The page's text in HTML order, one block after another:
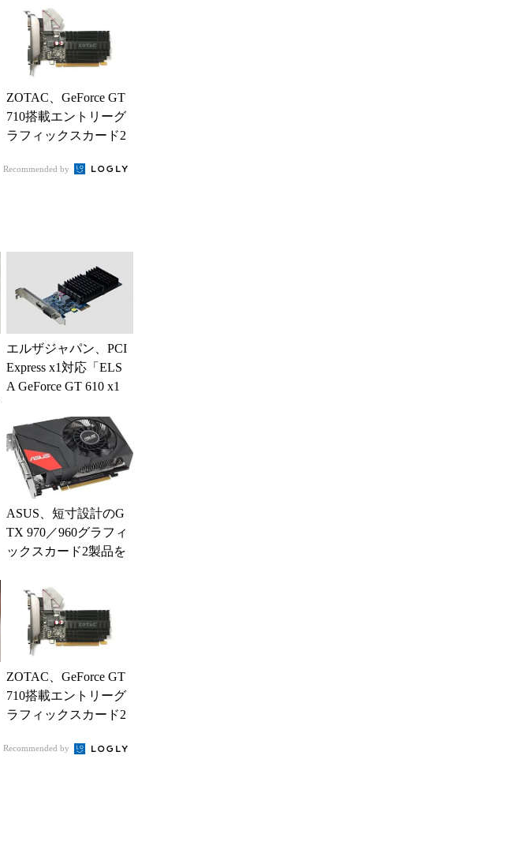
ZOTAC、GeForce GT
710搭載エントリーグ
ラフィックスカード2
Recommended by
エルザジャパン、PCI
Express x1対応「ELS
A GeForce GT 610 x1
ASUS、短寸設計のG
TX 970／960グラフィ
ックスカード2製品を
ZOTAC、GeForce GT
710搭載エントリーグ
ラフィックスカード2
Recommended by